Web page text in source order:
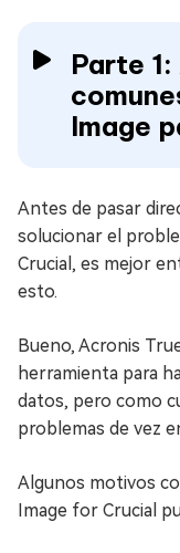
Parte
Image
Antes de pasar
solucionar el
Crucial, es mejor
esto.
Bueno, Acronis
herramienta para
datos, pero como
problemas de vez
Algunos motivos
Image for Crucial